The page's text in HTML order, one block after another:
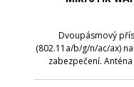
Dvoupásmový
(802.11a/b/g/n/ac/ax)
zabezpečení.